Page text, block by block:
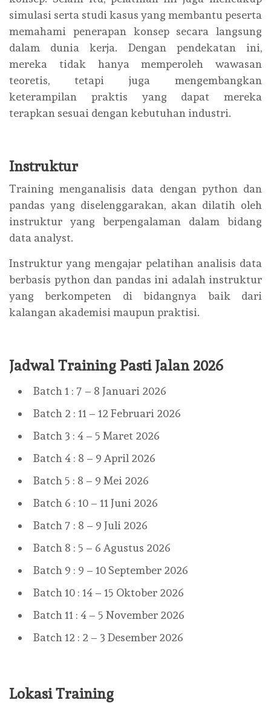
simulasi serta studi kasus yang membantu peserta
memahami penerapan konsep secara langsung
dalam dunia kerja. Dengan pendekatan ini,
mereka tidak hanya memperoleh wawasan
teoretis, tetapi juga mengembangkan
keterampilan praktis yang dapat mereka
terapkan sesuai dengan kebutuhan industri.
Instruktur
Training menganalisis data dengan python dan
pandas yang diselenggarakan, akan dilatih oleh
instruktur yang berpengalaman dalam bidang
data analyst.
Instruktur yang mengajar pelatihan analisis data
berbasis python dan pandas ini adalah instruktur
yang berkompeten di bidangnya baik dari
kalangan akademisi maupun praktisi.
Jadwal Training Pasti Jalan 2026
Batch 1 : 7 – 8 Januari 2026
Batch 2 : 11 – 12 Februari 2026
Batch 3 : 4 – 5 Maret 2026
Batch 4 : 8 – 9 April 2026
Batch 5 : 8 – 9 Mei 2026
Batch 6 : 10 – 11 Juni 2026
Batch 7 : 8 – 9 Juli 2026
Batch 8 : 5 – 6 Agustus 2026
Batch 9 : 9 – 10 September 2026
Batch 10 : 14 – 15 Oktober 2026
Batch 11 : 4 – 5 November 2026
Batch 12 : 2 – 3 Desember 2026
Lokasi Training